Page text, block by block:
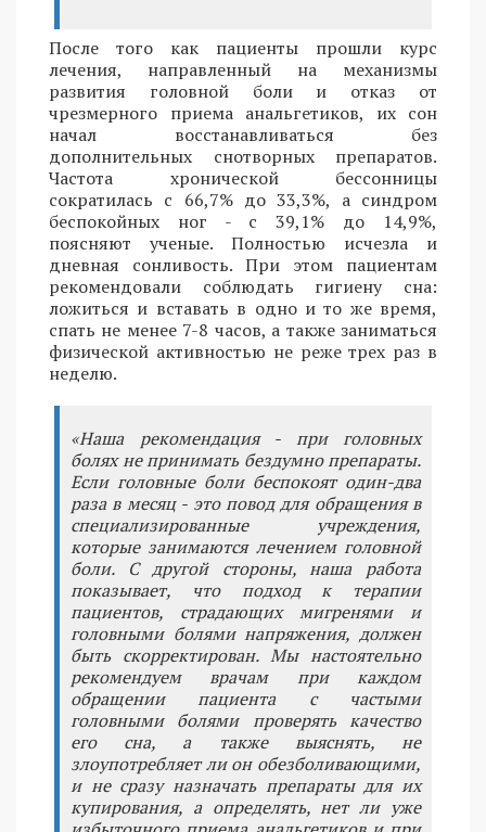
После того как пациенты прошли курс
лечения, направленный на механизмы
развития головной боли и отказ от
чрезмерного приема анальгетиков, их сон
начал восстанавливаться без
дополнительных снотворных препаратов.
Частота хронической бессонницы
сократилась с 66,7% до 33,3%, а синдром
беспокойных ног - с 39,1% до 14,9%,
поясняют ученые. Полностью исчезла и
дневная сонливость. При этом пациентам
рекомендовали соблюдать гигиену сна:
ложиться и вставать в одно и то же время,
спать не менее 7-8 часов, а также заниматься
физической активностью не реже трех раз в
неделю.
«Наша рекомендация - при головных
болях не принимать бездумно препараты.
Если головные боли беспокоят один-два
раза в месяц - это повод для обращения в
специализированные учреждения,
которые занимаются лечением головной
боли. С другой стороны, наша работа
показывает, что подход к терапии
пациентов, страдающих мигренями и
головными болями напряжения, должен
быть скорректирован. Мы настоятельно
рекомендуем врачам при каждом
обращении пациента с частыми
головными болями проверять качество
его сна, а также выяснять, не
злоупотребляет ли он обезболивающими,
и не сразу назначать препараты для их
купирования, а определять, нет ли уже